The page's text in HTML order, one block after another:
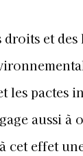
et
les pactes
aussi
cet effet